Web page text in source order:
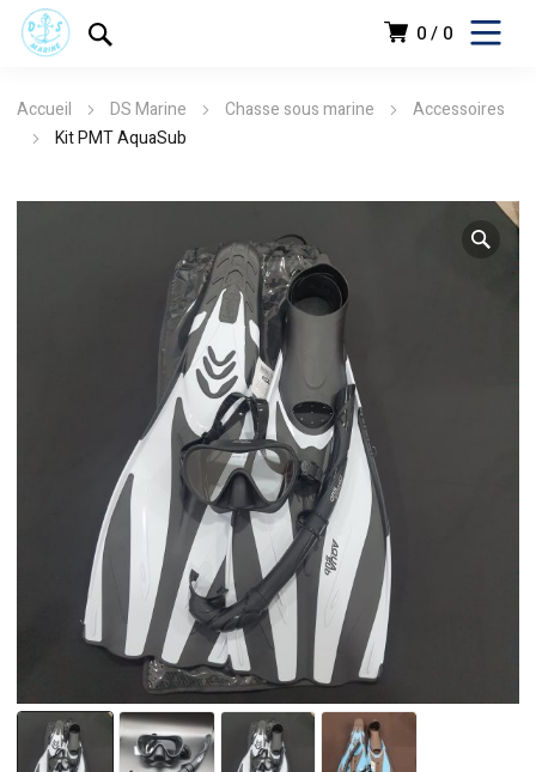
0 0
Accueil DS Marine Chasse sous marine
Accessoires
Kit PMT AquaSub